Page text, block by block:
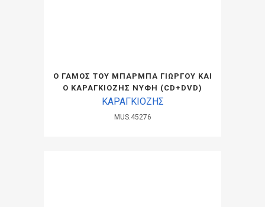
Ο ΓΑΜΟΣ ΤΟΥ ΜΠΑΡΜΠΑ ΓΙΩΡΓΟΥ ΚΑΙ
Ο ΚΑΡΑΓΚΙΟΖΗΣ ΝΥΦΗ (CD+DVD)
ΚΑΡΑΓΚΙΟΖΗΣ
MUS.45276